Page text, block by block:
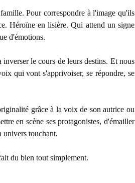
Pour correspondre à l'image qu'ils
Héroïne en lisière. Qui attend un signe
d'émotions.
le cours de leurs destins. Et nous
qui vont s'apprivoiser, se répondre, se
grâce à la voix de son autrice ou
en scène ses protagonistes, d'émailler
univers touchant.
du bien tout simplement.